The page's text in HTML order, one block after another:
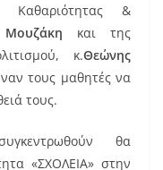
Καθαριότητας &
και της
κ.Θεώνης
τους μαθητές να
τους.
θα
«ΣΧΟΛΕΙΑ» στην